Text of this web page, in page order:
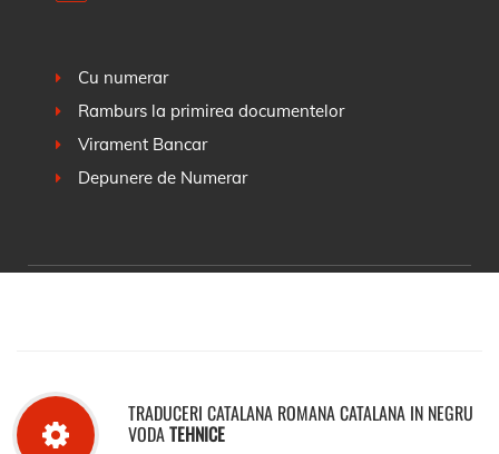
Cu numerar
Ramburs la primirea documentelor
Virament Bancar
Depunere de Numerar
TRADUCERI CATALANA ROMANA CATALANA IN NEGRU
VODATEHNICE